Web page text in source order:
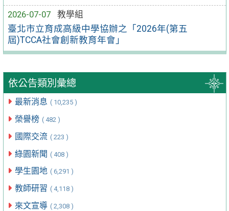
2026-07-07
教學組
臺北市立育成高級中學協辦之「2026年(第五
屆)TCCA社會創新教育年會」
依公告類別彙總
最新消息 ( 10,235 )
榮譽榜 ( 482 )
國際交流 ( 223 )
綠園新聞 ( 408 )
學生園地 ( 6,291 )
教師研習 ( 4,118 )
來文宣導 ( 2,308 )